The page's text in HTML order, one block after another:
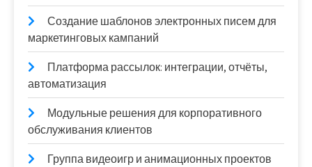
Создание шаблонов электронных писем для
маркетинговых кампаний
Платформа рассылок: интеграции, отчёты,
автоматизация
Модульные решения для корпоративного
обслуживания клиентов
Группа видеоигр и анимационных проектов